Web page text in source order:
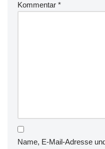
Kommentar *
Name, E-Mail-Adresse